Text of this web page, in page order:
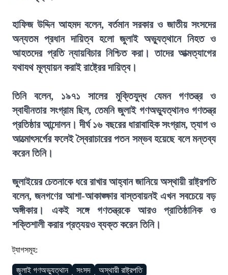
হাফিজ উদ্দিন আহমদ বলেন, বর্তমান সরকার ও জাতীয় সংসদের
অন্যতম প্রধান দায়িত্ব হলো জুলাই অভ্যুত্থানে নিহত ও
আহতদের প্রতি ন্যায়বিচার নিশ্চিত করা। তাদের আত্মত্যাগের
যথাযথ মূল্যায়ন করাই রাষ্ট্রের দায়িত্ব।
তিনি বলেন, ১৯৭১ সালের মুক্তিযুদ্ধ যেমন গণতন্ত্র ও
স্বাধীনতার সংগ্রাম ছিল, তেমনি জুলাই গণঅভ্যুত্থানও গণতন্ত্র
প্রতিষ্ঠার আন্দোলন। দীর্ঘ ১৬ বছরের ধারাবাহিক সংগ্রাম, ত্যাগ ও
আত্মোৎসর্গের ফলেই স্বৈরাচারের পতন সম্ভব হয়েছে বলে মন্তব্য
করেন তিনি।
জুলাইয়ের চেতনাকে ধরে রাখার আহ্বান জানিয়ে অস্থায়ী রাষ্ট্রপতি
বলেন, জনগণের আশা-আকাঙ্ক্ষার বাস্তবায়নই এখন সবচেয়ে বড়
অঙ্গীকার। একই সঙ্গে গণতন্ত্রকে আরও প্রাতিষ্ঠানিক ও
শক্তিশালী করার প্রত্যয়ও ব্যক্ত করেন তিনি।
ট্যাগসমূহ:
জুলাই গণঅভ্যুত্থান সংসদ অস্থায়ী রাষ্ট্রপতি